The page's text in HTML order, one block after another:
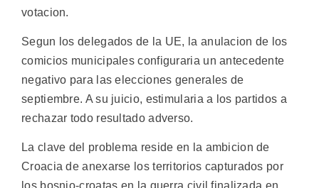
votacion.
Segun los delegados de la UE, la anulacion de los
comicios municipales configuraria un antecedente
negativo para las elecciones generales de
septiembre. A su juicio, estimularia a los partidos a
rechazar todo resultado adverso.
La clave del problema reside en la ambicion de
Croacia de anexarse los territorios capturados por